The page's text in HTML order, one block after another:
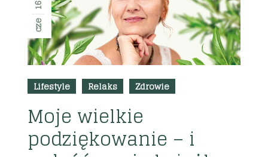
cze
16
Lifestyle Relaks Zdrowie
Moje wielkie
podziękowanie – i